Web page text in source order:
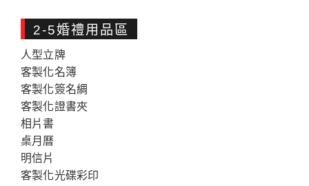
2-5婚禮用品區
人型立牌
客製化名簿
客製化簽名綢
客製化證書夾
相片書
桌月曆
明信片
客製化光碟彩印